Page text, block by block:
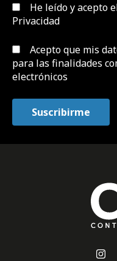
He leído y acepto
Privacidad
Acepto que mis
para las finalidades
electrónicos